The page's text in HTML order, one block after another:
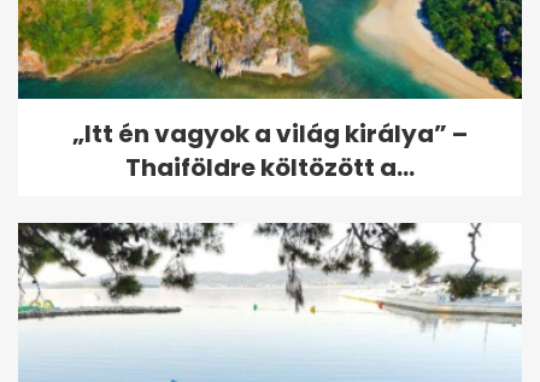
„Itt én vagyok a világ királya” –
Thaiföldre költözött a...